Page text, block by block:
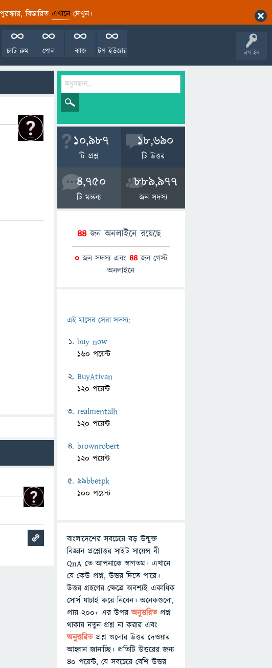
বিস্তারিত এখানেদেখুন।
লগ ইন
টপ ইউজার
ব্যাজ
পোল
চ্যাট রুম
10,987
টি প্রশ্ন
18,690
টি উত্তর
4,750
টি মন্তব্য
889,977
জন সদস্য
44জন অনলাইনে রয়েছে
0জন সদস্য এবং 44জন গেস্ট
অনলাইনে
এই মাসের সেরা সদস্য:
buy now
160 পয়েন্ট
BuyAtivan
120 পয়েন্ট
realmentalh
120 পয়েন্ট
brownrobert
120 পয়েন্ট
99bbetpk
100 পয়েন্ট
বাংলাদেশের সবচেয়ে বড় উন্মুক্ত
বিজ্ঞান প্রশ্নোত্তর সাইট সায়েন্স বী
QnA তে আপনাকে স্বাগতম। এখানে
যে কেউ প্রশ্ন, উত্তর দিতে পারে।
উত্তর গ্রহণের ক্ষেত্রে অবশ্যই একাধিক
সোর্স যাচাই করে নিবেন। অনেকগুলো,
প্রায় ২০০+ এর উপরঅনুত্তরিতপ্রশ্ন
থাকায় নতুন প্রশ্ন না করার এবং
অনুত্তরিত প্রশ্ন গুলোর উত্তর দেওয়ার
আহ্বান জানাচ্ছি। প্রতিটি উত্তরের জন্য
৪০ পয়েন্ট, যে সবচেয়ে বেশি উত্তর